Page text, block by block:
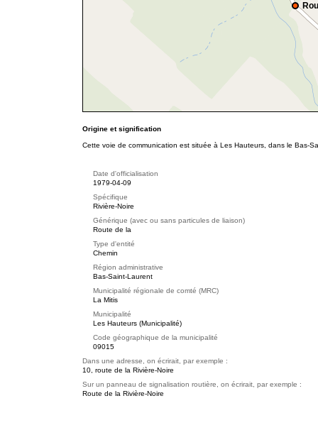
Origine et signification
Cette voie de communication est située à Les Hauteurs, dans le Bas-
Date d'officialisation
1979-04-09
Spécifique
Rivière-Noire
Générique (avec ou sans particules de liaison)
Route de la
Type d'entité
Chemin
Région administrative
Bas-Saint-Laurent
Municipalité régionale de comté (MRC)
La Mitis
Municipalité
Les Hauteurs (Municipalité)
Code géographique de la municipalité
09015
Dans une adresse, on écrirait, par exemple :
10, route de la Rivière-Noire
Sur un panneau de signalisation routière, on écrirait, par exemple :
Route de la Rivière-Noire